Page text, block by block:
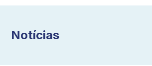
Notícias